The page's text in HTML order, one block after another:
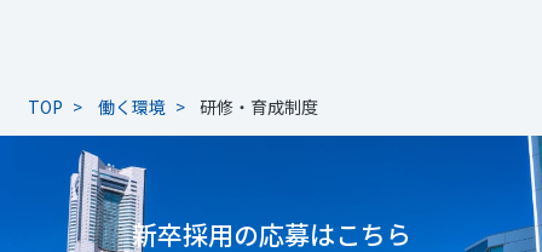
TOP 働く環境 研修・育成制度
新卒採用の応募はこちら